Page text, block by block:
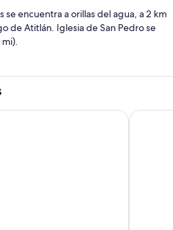
se encuentra a orillas del agua, a 2 km
de Atitlán. Iglesia de San Pedro se
Sarnai